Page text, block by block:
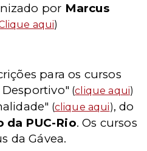
por Marcus
aqui)
para os cursos
(clique aqui)
(clique aqui), do
PUC-Rio. Os cursos
da Gávea.